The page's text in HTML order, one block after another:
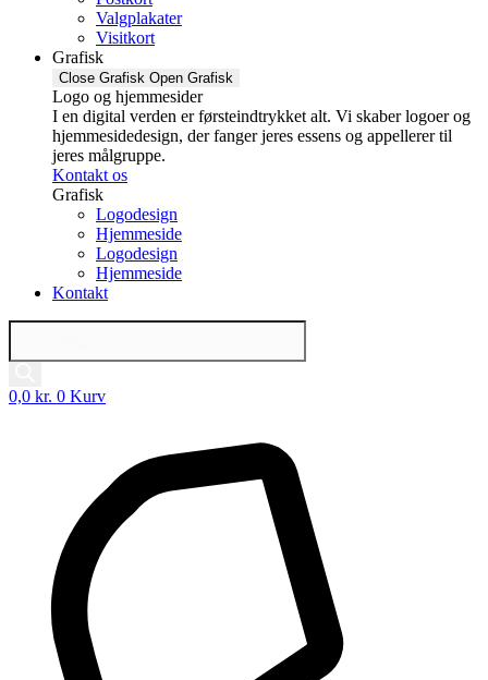
Valgplakater
Visitkort
Grafisk
Close Grafisk Open Grafisk
Logo og hjemmesider
I en digital verden er førsteindtrykket alt. Vi skaber logoer og
hjemmesidedesign, der fanger jeres essens og appellerer til
jeres målgruppe.
Kontakt os
Grafisk
Logodesign
Hjemmeside
Logodesign
Hjemmeside
Kontakt
Products
0,0 kr. 0 Kurv